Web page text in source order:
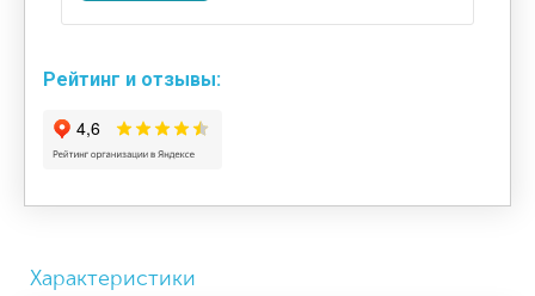
Рейтинг и отзывы:
Характеристики